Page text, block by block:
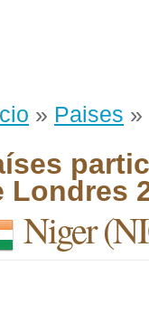
» Paises »
Londres
Niger